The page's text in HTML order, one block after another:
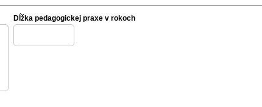
Dĺžka pedagogickej praxe v rokoch